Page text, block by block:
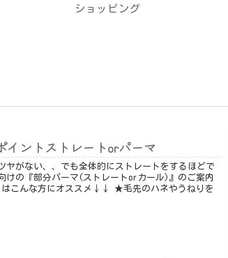
ショッピング
イントストレートorパーマ
ヤがない、、でも全体的にストレートをするほどで
けの『部分パーマ(ストレートorカール)』のご案内